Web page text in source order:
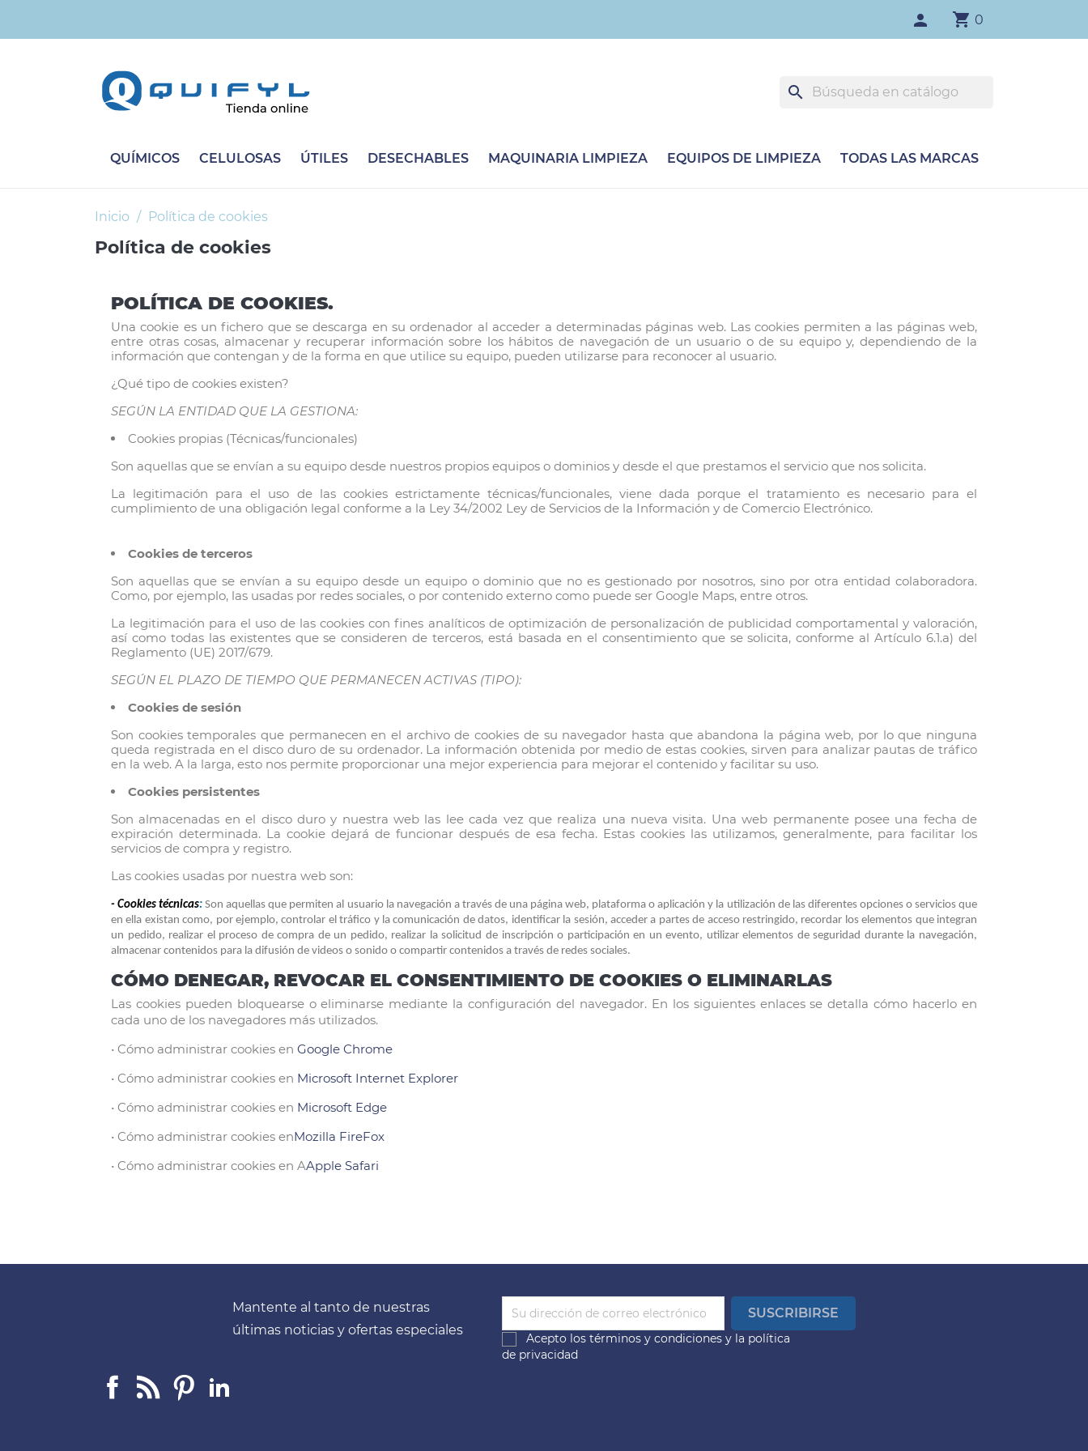
person shopping_cart 0
search
QUÍMICOS CELULOSAS ÚTILES DESECHABLES MAQUINARIA LIMPIEZA EQUIPOS DE LIMPIEZA TODAS LAS MARCAS
Inicio Política de cookies
Política de cookies
POLÍTICA DE COOKIES.
Una cookie es un fichero que se descarga en su ordenador al acceder a determinadas páginas web. Las cookies permiten a las páginas web,
entre otras cosas, almacenar y recuperar información sobre los hábitos de navegación de un usuario o de su equipo y, dependiendo de la
información que contengan y de la forma en que utilice su equipo, pueden utilizarse para reconocer al usuario.
¿Qué tipo de cookies existen?
SEGÚN LA ENTIDAD QUE LA GESTIONA:
Cookies propias (Técnicas/funcionales)
Son aquellas que se envían a su equipo desde nuestros propios equipos o dominios y desde el que prestamos el servicio que nos solicita.
La legitimación para el uso de las cookies estrictamente técnicas/funcionales, viene dada porque el tratamiento es necesario para el
cumplimiento de una obligación legal conforme a la Ley 34/2002 Ley de Servicios de la Información y de Comercio Electrónico.
Cookies de terceros
Son aquellas que se envían a su equipo desde un equipo o dominio que no es gestionado por nosotros, sino por otra entidad colaboradora.
Como, por ejemplo, las usadas por redes sociales, o por contenido externo como puede ser Google Maps, entre otros.
La legitimación para el uso de las cookies con fines analíticos de optimización de personalización de publicidad comportamental y valoración,
así como todas las existentes que se consideren de terceros, está basada en el consentimiento que se solicita, conforme al Artículo 6.1.a) del
Reglamento (UE) 2017/679.
SEGÚN EL PLAZO DE TIEMPO QUE PERMANECEN ACTIVAS (TIPO):
Cookies de sesión
Son cookies temporales que permanecen en el archivo de cookies de su navegador hasta que abandona la página web, por lo que ninguna
queda registrada en el disco duro de su ordenador. La información obtenida por medio de estas cookies, sirven para analizar pautas de tráfico
en la web. A la larga, esto nos permite proporcionar una mejor experiencia para mejorar el contenido y facilitar su uso.
Cookies persistentes
Son almacenadas en el disco duro y nuestra web las lee cada vez que realiza una nueva visita. Una web permanente posee una fecha de
expiración determinada. La cookie dejará de funcionar después de esa fecha. Estas cookies las utilizamos, generalmente, para facilitar los
servicios de compra y registro.
Las cookies usadas por nuestra web son:
- Cookies técnicas: Son aquellas que permiten al usuario la navegación a través de una página web, plataforma o aplicación y la utilización de las diferentes opciones o servicios que
en ella existan como, por ejemplo, controlar el tráfico y la comunicación de datos, identificar la sesión, acceder a partes de acceso restringido, recordar los elementos que integran
un pedido, realizar el proceso de compra de un pedido, realizar la solicitud de inscripción o participación en un evento, utilizar elementos de seguridad durante la navegación,
almacenar contenidos para la difusión de videos o sonido o compartir contenidos a través de redes sociales.
CÓMO DENEGAR, REVOCAR EL CONSENTIMIENTO DE COOKIES O ELIMINARLAS
Las cookies pueden bloquearse o eliminarse mediante la configuración del navegador. En los siguientes enlaces se detalla cómo hacerlo en
cada uno de los navegadores más utilizados.
• Cómo administrar cookies en Google Chrome
• Cómo administrar cookies en Microsoft Internet Explorer
• Cómo administrar cookies en Microsoft Edge
• Cómo administrar cookies enMozilla FireFox
• Cómo administrar cookies en AApple Safari
Mantente al tanto de nuestras
últimas noticias y ofertas especiales
Acepto lostérminos y condiciones y la política
de privacidad
FacebookLinkedinPinterest